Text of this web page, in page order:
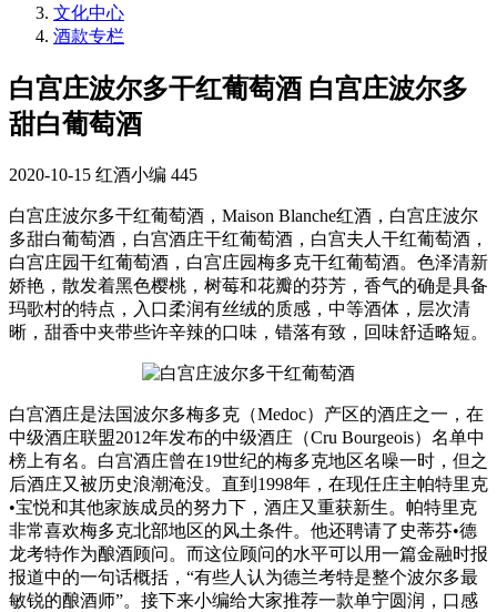
文化中心
酒款专栏
白宫庄波尔多干红葡萄酒 白宫庄波尔多
甜白葡萄酒
2020-10-15 红酒小编 445
白宫庄波尔多干红葡萄酒，Maison Blanche红酒，白宫庄波尔
多甜白葡萄酒，白宫酒庄干红葡萄酒，白宫夫人干红葡萄酒，
白宫庄园干红葡萄酒，白宫庄园梅多克干红葡萄酒。色泽清新
娇艳，散发着黑色樱桃，树莓和花瓣的芬芳，香气的确是具备
玛歌村的特点，入口柔润有丝绒的质感，中等酒体，层次清
晰，甜香中夹带些许辛辣的口味，错落有致，回味舒适略短。
白宫酒庄是法国波尔多梅多克（Medoc）产区的酒庄之一，在
中级酒庄联盟2012年发布的中级酒庄（Cru Bourgeois）名单中
榜上有名。白宫酒庄曾在19世纪的梅多克地区名噪一时，但之
后酒庄又被历史浪潮淹没。直到1998年，在现任庄主帕特里克
•宝悦和其他家族成员的努力下，酒庄又重获新生。帕特里克
非常喜欢梅多克北部地区的风土条件。他还聘请了史蒂芬•德
龙考特作为酿酒顾问。而这位顾问的水平可以用一篇金融时报
报道中的一句话概括，“有些人认为德兰考特是整个波尔多最
敏锐的酿酒师”。接下来小编给大家推荐一款单宁圆润，口感